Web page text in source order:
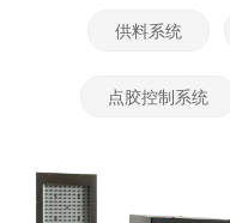
供料系统
点胶控制系统